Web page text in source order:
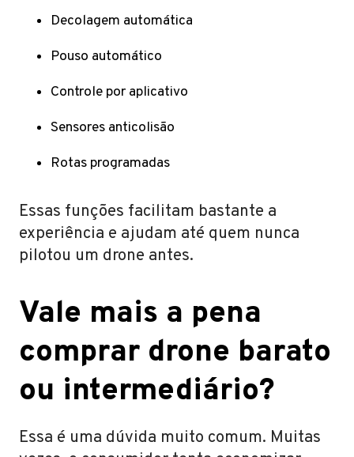
Decolagem automática
Pouso automático
Controle por aplicativo
Sensores anticolisão
Rotas programadas
Essas funções facilitam bastante a
experiência e ajudam até quem nunca
pilotou um drone antes.
Vale mais a pena
comprar drone barato
ou intermediário?
Essa é uma dúvida muito comum. Muitas